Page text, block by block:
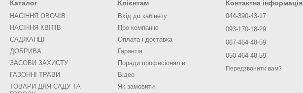
Каталог
НАСІННЯ ОВОЧІВ
НАСІННЯ КВІТІВ
САДЖАНЦІ
ДОБРИВА
ЗАСОБИ ЗАХИСТУ
ГАЗОННІ ТРАВИ
ТОВАРИ ДЛЯ САДУ ТА
Клієнтам
Вхід до кабінету
Про компанію
Оплата і доставка
Гарантія
Поради професіоналів
Відео
Як замовити
Контактна інформація
044-390-43-17
093-170-18-29
067-464-48-59
050-464-48-59
Передзвонити вам?